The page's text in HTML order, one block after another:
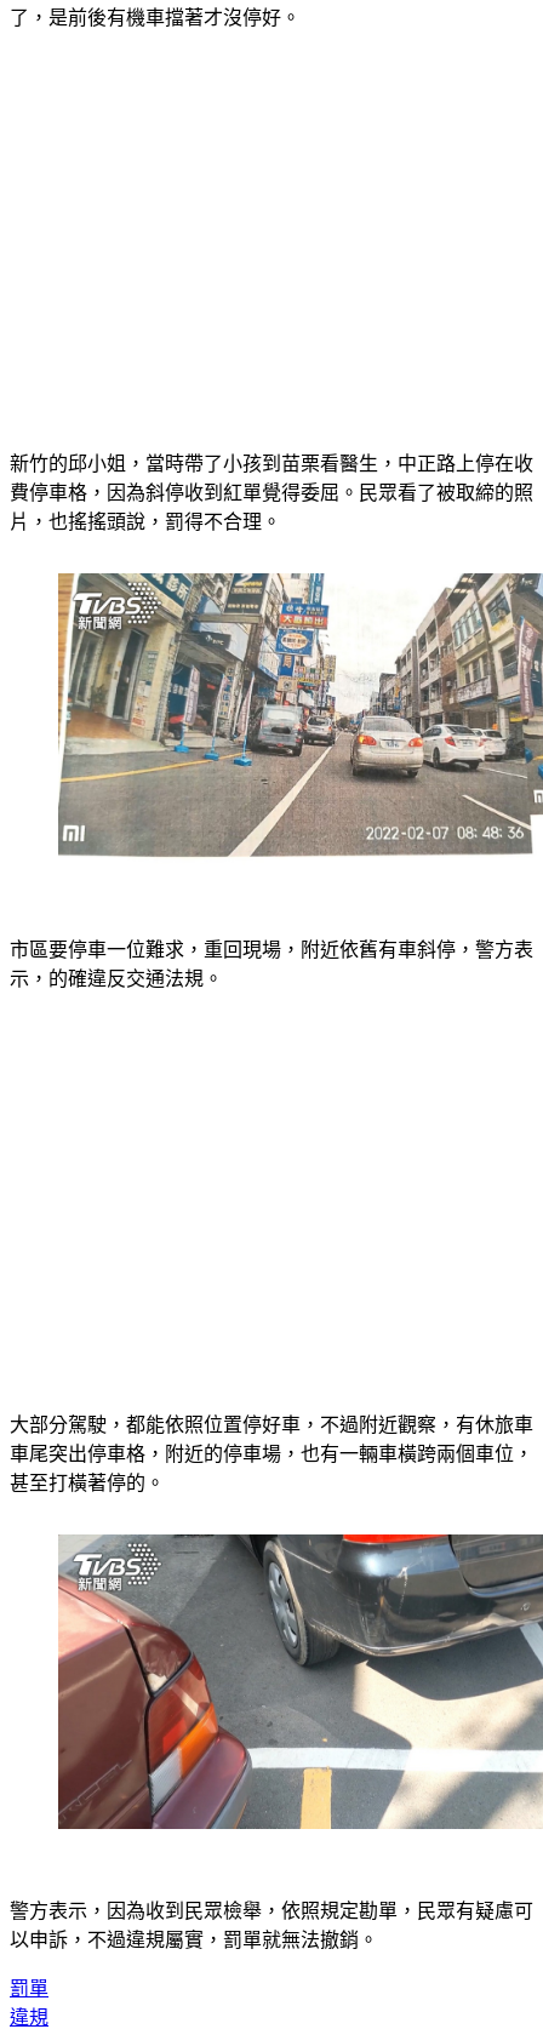
費停車格，因為斜停收到紅單覺得委屈。民眾看了被取締的照
片，也搖搖頭說，罰得不合理。
示，的確違反交通法規。
車尾突出停車格，附近的停車場，也有一輛車橫跨兩個車位，
甚至打橫著停的。
以申訴，不過違規屬實，罰單就無法撤銷。
違規
駕駛